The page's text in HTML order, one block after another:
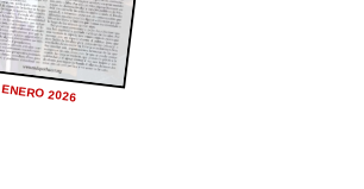
ENERO 2026